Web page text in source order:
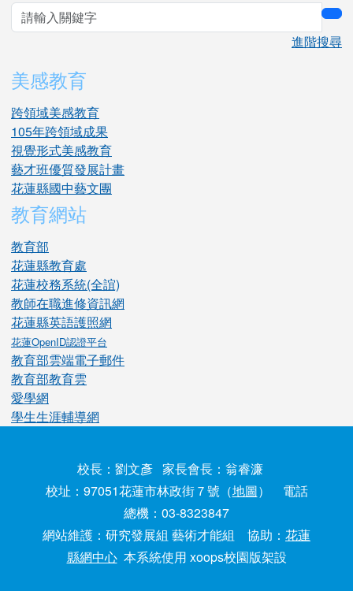
進階搜尋
美感教育
跨領域美感教育
105年跨領域成果
視覺形式美感教育
藝才班優質發展計畫
花蓮縣國中藝文團
教育網站
教育部
花蓮縣教育處
花蓮校務系統(全誼)
教師在職進修資訊網
花蓮縣英語護照網
花蓮OpenID認證平台
教育部雲端電子郵件
教育部教育雲
愛學網
學生生涯輔導網
校長：劉文彥 家長會長：翁睿濂
校址：97051花蓮市林政街７號（地圖） 電話
總機：03-8323847
網站維護：研究發展組 藝術才能組 協助： 花蓮
縣網中心本系統使用 xoops校園版架設